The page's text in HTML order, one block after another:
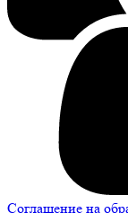
Соглашение на